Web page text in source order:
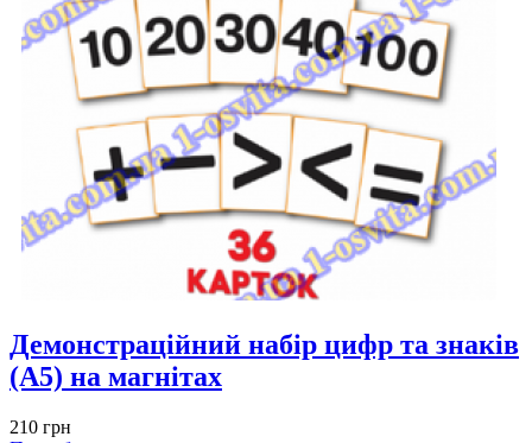
Демонстраційний набір цифр та знаків
(А5) на магнітах
210 грн